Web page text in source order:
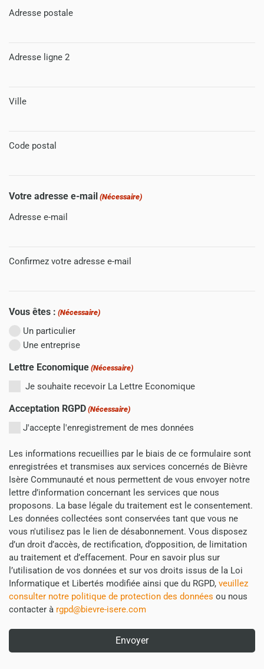
Adresse postale
Adresse ligne 2
Ville
Code postal
Votre adresse e-mail (Nécessaire)
Adresse e-mail
Confirmez votre adresse e-mail
Vous êtes : (Nécessaire)
Un particulier
Une entreprise
Lettre Economique (Nécessaire)
Je souhaite recevoir La Lettre Economique
Acceptation RGPD (Nécessaire)
J'accepte l'enregistrement de mes données
Les informations recueillies par le biais de ce formulaire sont
enregistrées et transmises aux services concernés de Bièvre
Isère Communauté et nous permettent de vous envoyer notre
lettre d’information concernant les services que nous
proposons. La base légale du traitement est le consentement.
Les données collectées sont conservées tant que vous ne
vous n'utilisez pas le lien de désabonnement. Vous disposez
d’un droit d’accès, de rectification, d’opposition, de limitation
au traitement et d’effacement. Pour en savoir plus sur
l’utilisation de vos données et sur vos droits issus de la Loi
Informatique et Libertés modifiée ainsi que du RGPD, veuillez
consulter notre politique de protection des données ou nous
contacter à rgpd@bievre-isere.com